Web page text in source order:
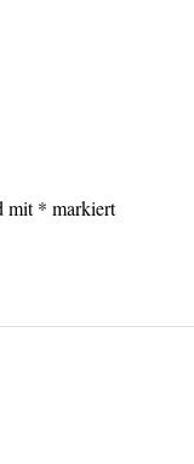
mit* markiert